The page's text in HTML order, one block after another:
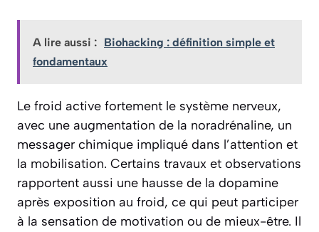
A lire aussi : Biohacking : définition simple et
fondamentaux
Le froid active fortement le système nerveux,
avec une augmentation de la noradrénaline, un
messager chimique impliqué dans l’attention et
la mobilisation. Certains travaux et observations
rapportent aussi une hausse de la dopamine
après exposition au froid, ce qui peut participer
à la sensation de motivation ou de mieux-être. Il